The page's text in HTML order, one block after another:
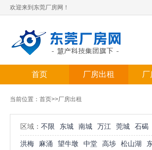
欢迎来到东莞厂房网！
首页 厂房出租 厂
当前位置： 首页>>厂房出租
区域： 不限 东城 南城 万江 莞城 石碣
洪梅 麻涌 望牛墩 中堂 高埗 松山湖